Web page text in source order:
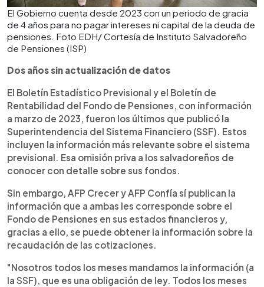
El Gobierno cuenta desde 2023 con un periodo de gracia
de 4 años para no pagar intereses ni capital de la deuda de
pensiones. Foto EDH/ Cortesía de Instituto Salvadoreño
de Pensiones (ISP)
Dos años sin actualización de datos
El Boletín Estadístico Previsional y el Boletín de
Rentabilidad del Fondo de Pensiones, con información
a marzo de 2023, fueron los últimos que publicó la
Superintendencia del Sistema Financiero (SSF). Estos
incluyen la información más relevante sobre el sistema
previsional. Esa omisión priva a los salvadoreños de
conocer con detalle sobre sus fondos.
Sin embargo, AFP Crecer y AFP Confía sí publican la
información que a ambas les corresponde sobre el
Fondo de Pensiones en sus estados financieros y,
gracias a ello, se puede obtener la información sobre la
recaudación de las cotizaciones.
"Nosotros todos los meses mandamos la información (a
la SSF), que es una obligación de ley. Todos los meses